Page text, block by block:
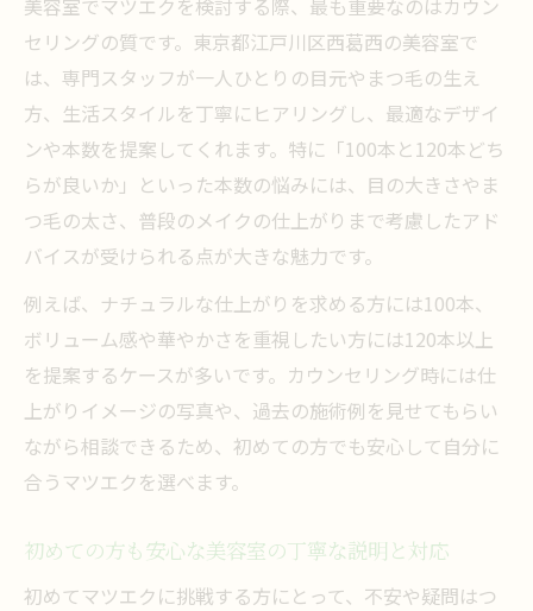
セリングの質です。東京都江戸川区西葛西の美容室で
は、専門スタッフが一人ひとりの目元やまつ毛の生え
方、生活スタイルを丁寧にヒアリングし、最適なデザイ
ンや本数を提案してくれます。特に「100本と120本どち
らが良いか」といった本数の悩みには、目の大きさやま
つ毛の太さ、普段のメイクの仕上がりまで考慮したアド
バイスが受けられる点が大きな魅力です。
例えば、ナチュラルな仕上がりを求める方には100本、
ボリューム感や華やかさを重視したい方には120本以上
を提案するケースが多いです。カウンセリング時には仕
上がりイメージの写真や、過去の施術例を見せてもらい
ながら相談できるため、初めての方でも安心して自分に
合うマツエクを選べます。
初めての方も安心な美容室の丁寧な説明と対応
初めてマツエクに挑戦する方にとって、不安や疑問はつ